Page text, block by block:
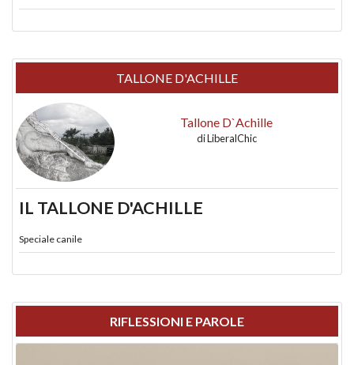
TALLONE D'ACHILLE
Tallone D`Achille
diLiberalChic
IL TALLONE D'ACHILLE
Speciale canile
RIFLESSIONI E PAROLE